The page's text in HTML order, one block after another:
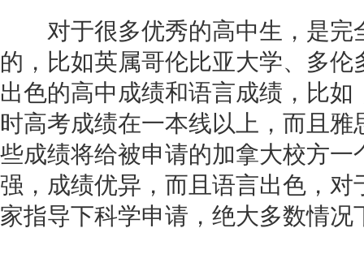
对于很多优秀的高中生，是完
的，比如英属哥伦比亚大学、多
出色的高中成绩和语言成绩，比
时高考成绩在一本线以上，而且
些成绩将给被申请的加拿大校方
强，成绩优异，而且语言出色，
家指导下科学申请，绝大多数情